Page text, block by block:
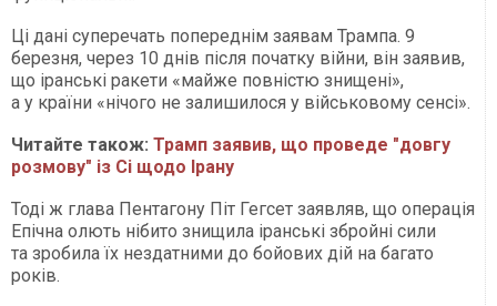
Ці дані суперечать попереднім заявам Трампа. 9
березня, через 10 днів після початку війни, він заявив,
що іранські ракети «майже повністю знищені»,
а у країни «нічого не залишилося у військовому сенсі».
Читайте також: Трамп заявив, що проведе "довгу
розмову" із Сі щодо Ірану
Тоді ж глава Пентагону Піт Гегсет заявляв, що операція
Епічна олють нібито знищила іранські збройні сили
та зробила їх нездатними до бойових дій на багато
років.